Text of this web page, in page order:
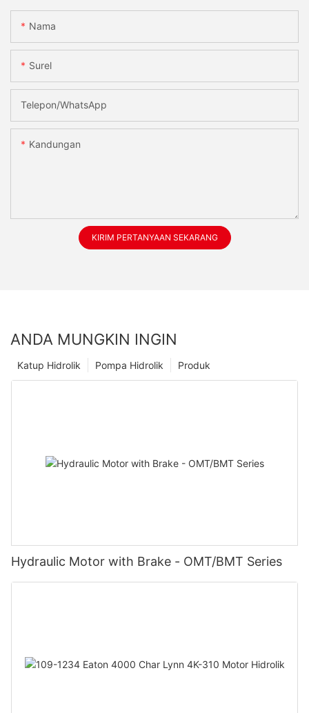
Nama
Surel
Telepon/WhatsApp
Kandungan
KIRIM PERTANYAAN SEKARANG
ANDA MUNGKIN INGIN
Produk
Pompa Hidrolik
Katup Hidrolik
Hydraulic Motor with Brake - OMT/BMT Series